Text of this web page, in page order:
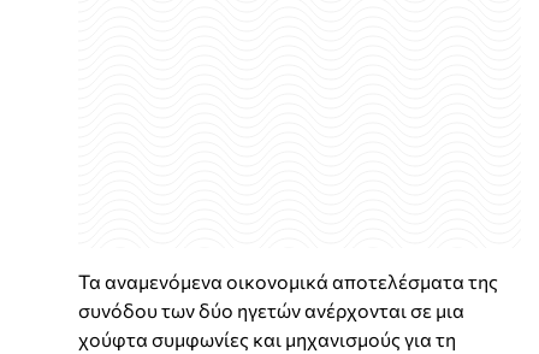
Τα αναμενόμενα οικονομικά αποτελέσματα της
συνόδου των δύο ηγετών ανέρχονται σε μια
χούφτα συμφωνίες και μηχανισμούς για τη